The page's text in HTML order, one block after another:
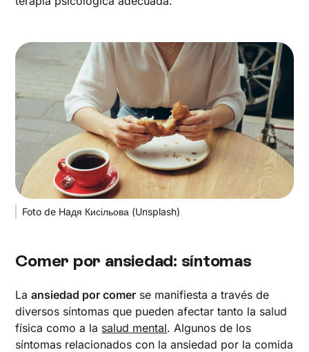
Foto de Haдя Кисільова (Unsplash)
Comer por ansiedad: síntomas
​Laansiedad por comer se manifiesta a través de
diversos síntomas que pueden afectar tanto la salud
física como a la salud mental. Algunos de los
síntomas relacionados con la ansiedad por la comida